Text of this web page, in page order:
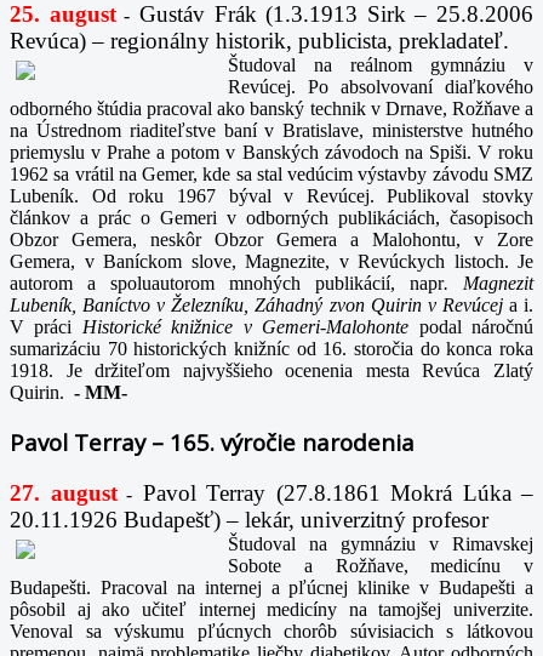
25. august- Gustáv Frák (1.3.1913 Sirk – 25.8.2006
Revúca) – regionálny historik, publicista, prekladateľ.
Študoval na reálnom gymnáziu v
Revúcej. Po absolvovaní diaľkového
odborného štúdia pracoval ako banský technik v Drnave, Rožňave a
na Ústrednom riaditeľstve baní v Bratislave, ministerstve hutného
priemyslu v Prahe a potom v Banských závodoch na Spiši. V roku
1962 sa vrátil na Gemer, kde sa stal vedúcim výstavby závodu SMZ
Lubeník. Od roku 1967 býval v Revúcej. Publikoval stovky
článkov a prác o Gemeri v odborných publikáciách, časopisoch
Obzor Gemera, neskôr Obzor Gemera a Malohontu, v Zore
Gemera, v Baníckom slove, Magnezite, v Revúckych listoch. Je
autorom a spoluautorom mnohých publikácií, napr. Magnezit
Lubeník, Baníctvo v Železníku, Záhadný zvon Quirin v Revúcej a i.
V práci Historické knižnice v Gemeri-Malohonte podal náročnú
sumarizáciu 70 historických knižníc od 16. storočia do konca roka
1918. Je držiteľom najvyššieho ocenenia mesta Revúca Zlatý
Quirin. - MM-
Pavol Terray – 165. výročie narodenia
27. august- Pavol Terray (27.8.1861 Mokrá Lúka –
20.11.1926 Budapešť) – lekár, univerzitný profesor
Študoval na gymnáziu v Rimavskej
Sobote a Rožňave, medicínu v
Budapešti. Pracoval na internej a pľúcnej klinike v Budapešti a
pôsobil aj ako učiteľ internej medicíny na tamojšej univerzite.
Venoval sa výskumu pľúcnych chorôb súvisiacich s látkovou